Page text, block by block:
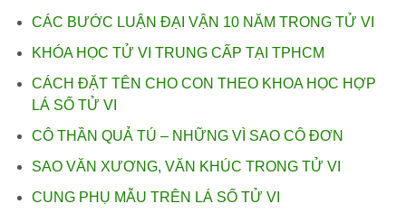
CÁC BƯỚC LUẬN ĐẠI VẬN 10 NĂM TRONG TỬ VI
KHÓA HỌC TỬ VI TRUNG CẤP TẠI TPHCM
CÁCH ĐẶT TÊN CHO CON THEO KHOA HỌC HỢP
LÁ SỐ TỬ VI
CÔ THẦN QUẢ TÚ – NHỮNG VÌ SAO CÔ ĐƠN
SAO VĂN XƯƠNG, VĂN KHÚC TRONG TỬ VI
CUNG PHỤ MẪU TRÊN LÁ SỐ TỬ VI